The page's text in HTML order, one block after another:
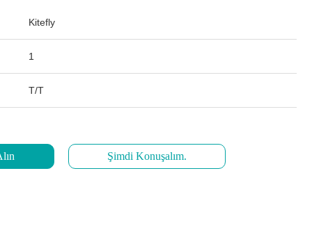
Kitefly
1
T/T
Şimdi Konuşalım.